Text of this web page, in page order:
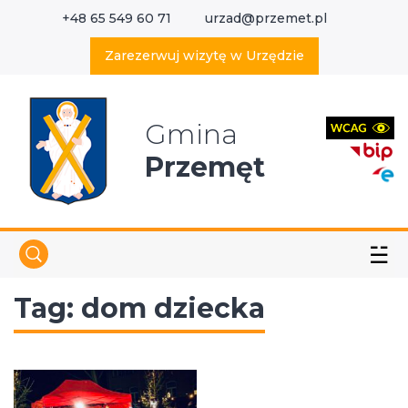
+48 65 549 60 71 urzad@przemet.pl
Zarezerwuj wizytę w Urzędzie
Gmina
Przemęt
☱
Tag: dom dziecka
Wyszukaj w serwisie